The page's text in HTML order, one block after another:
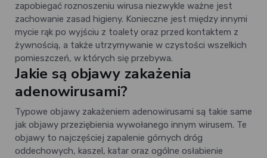
zapobiegać roznoszeniu wirusa niezwykle ważne jest
zachowanie zasad higieny. Konieczne jest między innymi
mycie rąk po wyjściu z toalety oraz przed kontaktem z
żywnością, a także utrzymywanie w czystości wszelkich
pomieszczeń, w których się przebywa.
Jakie są objawy zakażenia
adenowirusami?
Typowe objawy zakażeniem adenowirusami są takie same
jak objawy przeziębienia wywołanego innym wirusem. Te
objawy to najczęściej zapalenie górnych dróg
oddechowych, kaszel, katar oraz ogólne osłabienie